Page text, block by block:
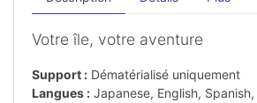
Votre île, votre aventure
Support : Dématérialisé uniquement
Langues : Japanese, English,